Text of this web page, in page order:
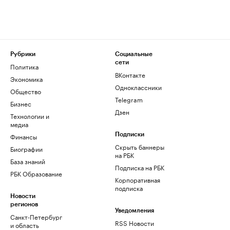
Рубрики
Политика
Экономика
Общество
Бизнес
Технологии и
медиа
Финансы
Биографии
База знаний
РБК Образование
Новости
регионов
Санкт-Петербург
и область
Социальные
сети
ВКонтакте
Одноклассники
Telegram
Дзен
Подписки
Скрыть баннеры
на РБК
Подписка на РБК
Корпоративная
подписка
Уведомления
RSS Новости